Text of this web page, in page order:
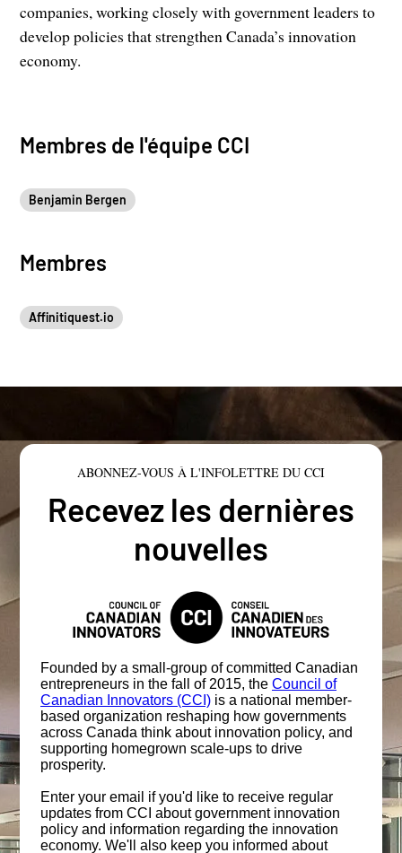
companies, working closely with government leaders to
develop policies that strengthen Canada’s innovation
economy.
Membres de l'équipe CCI
Benjamin Bergen
Membres
Affinitiquest.io
ABONNEZ-VOUS À L'INFOLETTRE DU CCI
Recevez les dernières
nouvelles